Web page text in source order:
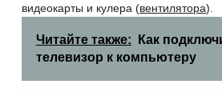
видеокарты и кулера (вентилятора).
Читайте также:
Как
телевизор к компьютеру